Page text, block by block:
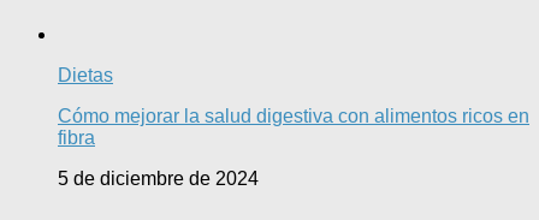
Dietas
Cómo mejorar la salud digestiva con alimentos ricos en
fibra
5 de diciembre de 2024